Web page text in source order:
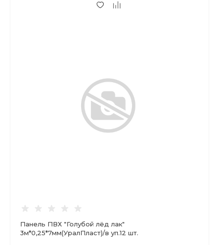
Панель ПВХ "Голубой лёд лак"
3м*0,25*7мм(УралПласт)/в уп.12 шт.